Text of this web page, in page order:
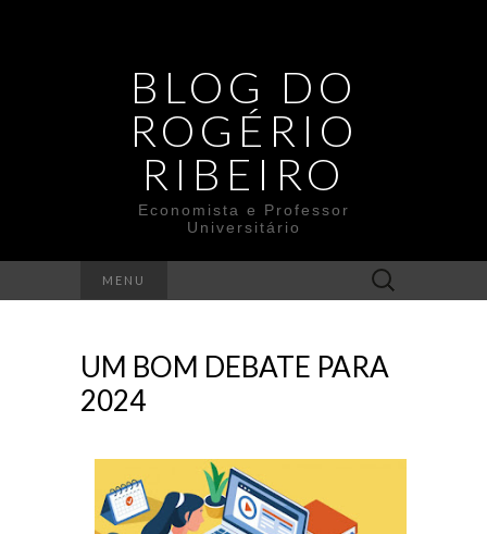
BLOG DO
ROGÉRIO
RIBEIRO
Economista e Professor
Universitário
MENU
Search
for:
UM BOM DEBATE PARA
2024